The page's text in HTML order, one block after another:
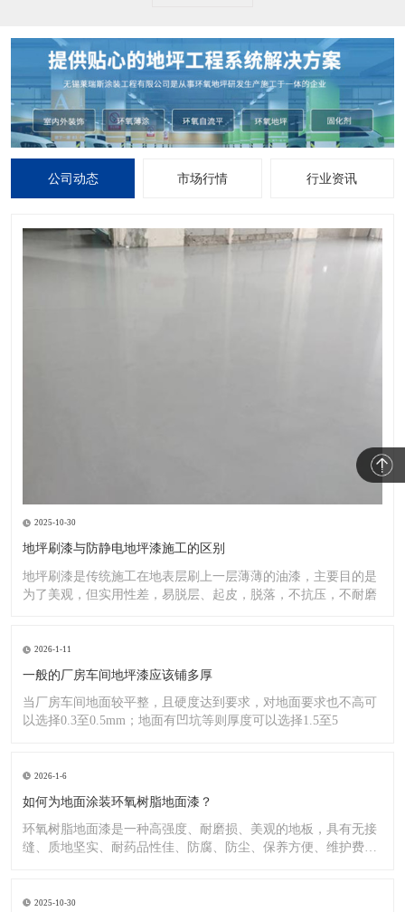
公司动态 市场行情 行业资讯
2025-10-30
地坪刷漆与防静电地坪漆施工的区别
地坪刷漆是传统施工在地表层刷上一层薄薄的油漆，主要目的是
为了美观，但实用性差，易脱层、起皮，脱落，不抗压，不耐磨
2026-1-11
一般的厂房车间地坪漆应该铺多厚
当厂房车间地面较平整，且硬度达到要求，对地面要求也不高可
以选择0.3至0.5mm；地面有凹坑等则厚度可以选择1.5至5
2026-1-6
如何为地面涂装环氧树脂地面漆？
环氧树脂地面漆是一种高强度、耐磨损、美观的地板，具有无接
缝、质地坚实、耐药品性佳、防腐、防尘、保养方便、维护费用
2025-10-30